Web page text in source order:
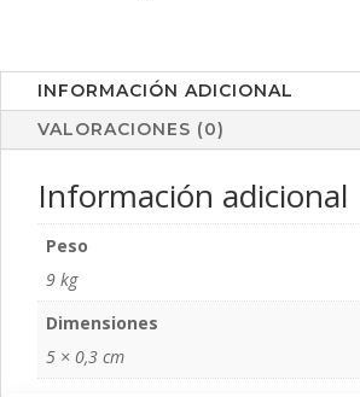
INFORMACIÓN ADICIONAL
VALORACIONES (0)
Información adicional
Peso
9 kg
Dimensiones
5 × 0,3 cm